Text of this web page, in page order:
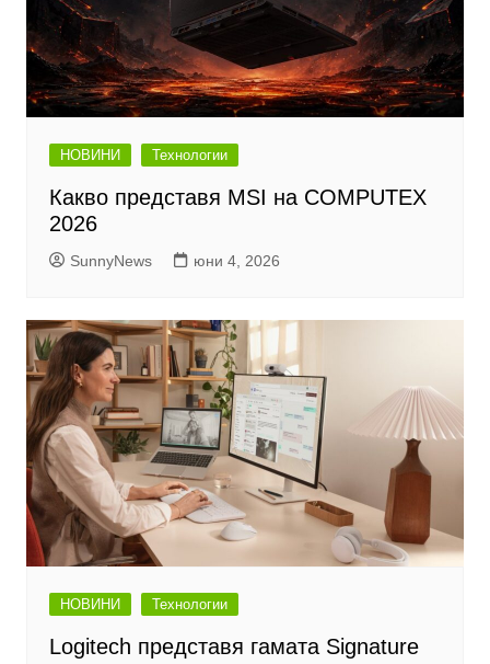
НОВИНИ Технологии
Какво представя MSI на COMPUTEX
2026
SunnyNews юни 4, 2026
НОВИНИ Технологии
Logitech представя гамата Signature